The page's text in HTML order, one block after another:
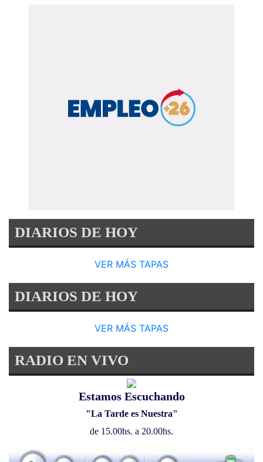
DIARIOS DE HOY
VER MÁS TAPAS
DIARIOS DE HOY
VER MÁS TAPAS
RADIO EN VIVO
Estamos Escuchando
"La Tarde es Nuestra"
de 15.00hs. a 20.00hs.